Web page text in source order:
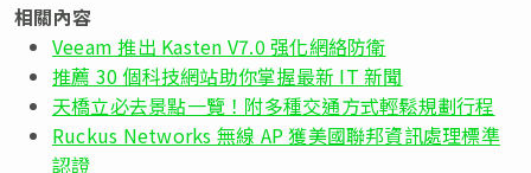
相關內容
Veeam 推出 Kasten V7.0 强化網絡防衛
推薦 30 個科技網站助你掌握最新 IT 新聞
天橋立必去景點一覽！附多種交通方式輕鬆規劃行程
Ruckus Networks 無線 AP 獲美國聯邦資訊處理標準
認證